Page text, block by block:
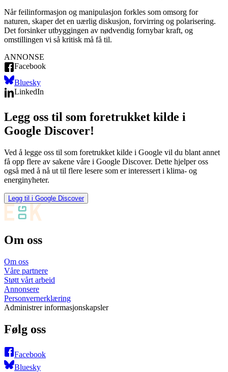
Når feilinformasjon og manipulasjon forkles som omsorg for
naturen, skaper det en uærlig diskusjon, forvirring og polarisering.
Det forsinker utbyggingen av nødvendig fornybar kraft, og
omstillingen vi så kritisk må få til.
ANNONSE
Facebook
Bluesky
LinkedIn
Legg oss til som foretrukket kilde i
Google Discover!
Ved å legge oss til som foretrukket kilde i Google vil du blant annet
få opp flere av sakene våre i Google Discover. Dette hjelper oss
også med å nå ut til flere lesere som er interessert i klima- og
energinyheter.
Legg til i Google Discover
Om oss
Om oss
Våre partnere
Støtt vårt arbeid
Annonsere
Personvernerklæring
Administrer informasjonskapsler
Følg oss
Facebook
Bluesky